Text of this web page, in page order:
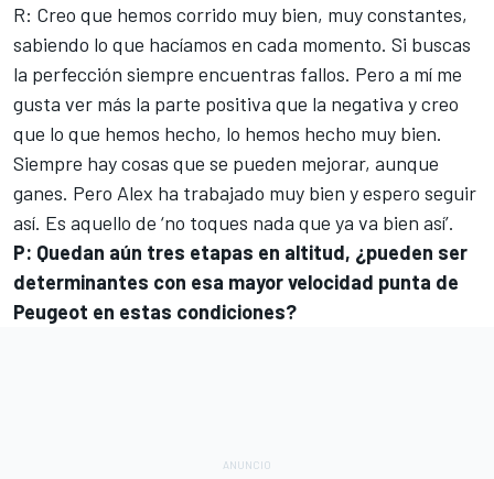
R: Creo que hemos corrido muy bien, muy constantes,
sabiendo lo que hacíamos en cada momento. Si buscas
la perfección siempre encuentras fallos. Pero a mí me
gusta ver más la parte positiva que la negativa y creo
que lo que hemos hecho, lo hemos hecho muy bien.
Siempre hay cosas que se pueden mejorar, aunque
ganes. Pero Alex ha trabajado muy bien y espero seguir
así. Es aquello de ‘no toques nada que ya va bien así’.
P: Quedan aún tres etapas en altitud, ¿pueden ser
determinantes con esa mayor velocidad punta de
Peugeot en estas condiciones?